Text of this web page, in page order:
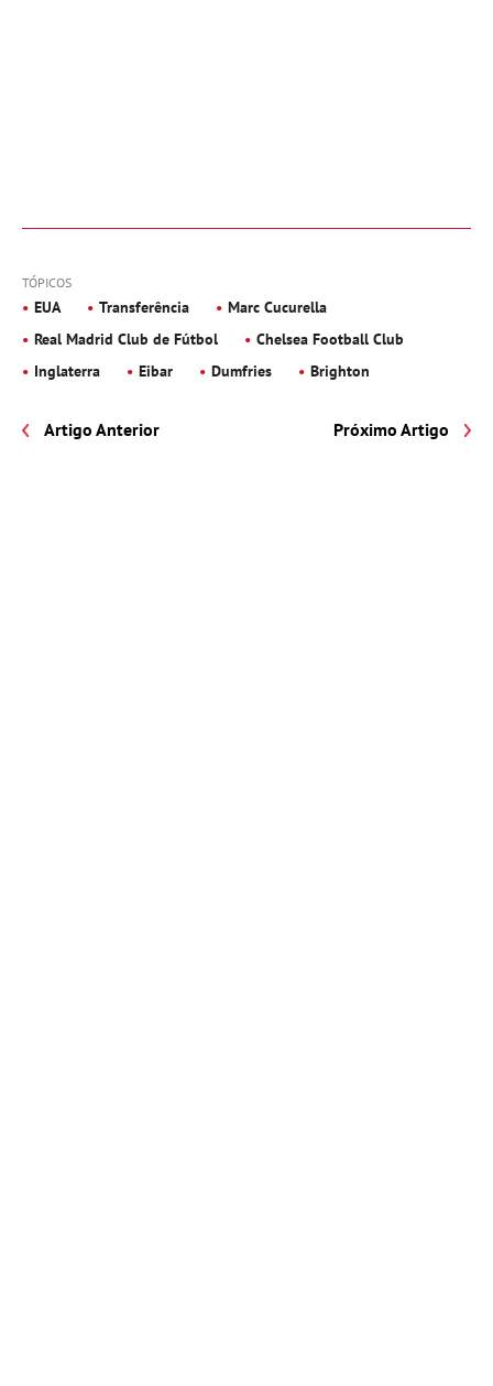
TÓPICOS
EUA Transferência
Marc Cucurella
Real Madrid Club de Fútbol
Chelsea Football Club
Inglaterra
Eibar Dumfries Brighton
Artigo Anterior Próximo Artigo